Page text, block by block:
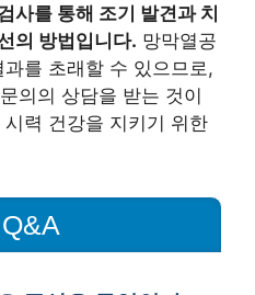
사를 통해 조기 발견과 치
의 방법입니다. 망막열공
를 초래할 수 있으므로,
의의 상담을 받는 것이
력 건강을 지키기 위한